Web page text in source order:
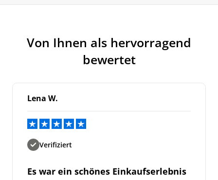
Von Ihnen als hervorragend
bewertet
Lena W.
Verifiziert
Es war ein schönes Einkaufserlebnis